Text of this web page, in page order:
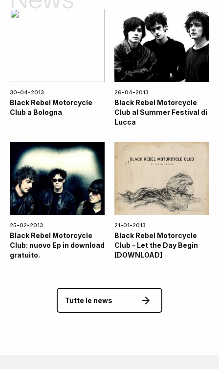
30-04-2013
Black Rebel Motorcycle
Club a Bologna
26-04-2013
Black Rebel Motorcycle
Club al Summer Festival di
Lucca
25-02-2013
Black Rebel Motorcycle
Club: nuovo Ep in download
gratuito.
21-01-2013
Black Rebel Motorcycle
Club – Let the Day Begin
[DOWNLOAD]
Tutte le news